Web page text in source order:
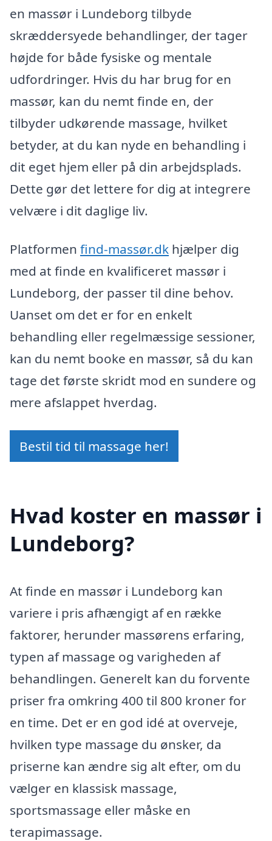
en massør i Lundeborg tilbyde
skræddersyede behandlinger, der tager
højde for både fysiske og mentale
udfordringer. Hvis du har brug for en
massør, kan du nemt finde en, der
tilbyder udkørende massage, hvilket
betyder, at du kan nyde en behandling i
dit eget hjem eller på din arbejdsplads.
Dette gør det lettere for dig at integrere
velvære i dit daglige liv.
Platformen find-massør.dk hjælper dig
med at finde en kvalificeret massør i
Lundeborg, der passer til dine behov.
Uanset om det er for en enkelt
behandling eller regelmæssige sessioner,
kan du nemt booke en massør, så du kan
tage det første skridt mod en sundere og
mere afslappet hverdag.
Bestil tid til massage her!
Hvad koster en massør i
Lundeborg?
At finde en massør i Lundeborg kan
variere i pris afhængigt af en række
faktorer, herunder massørens erfaring,
typen af massage og varigheden af
behandlingen. Generelt kan du forvente
priser fra omkring 400 til 800 kroner for
en time. Det er en god idé at overveje,
hvilken type massage du ønsker, da
priserne kan ændre sig alt efter, om du
vælger en klassisk massage,
sportsmassage eller måske en
terapimassage.